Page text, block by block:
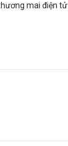
mai điện tử